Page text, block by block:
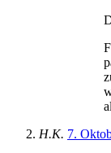
H.K. 7.